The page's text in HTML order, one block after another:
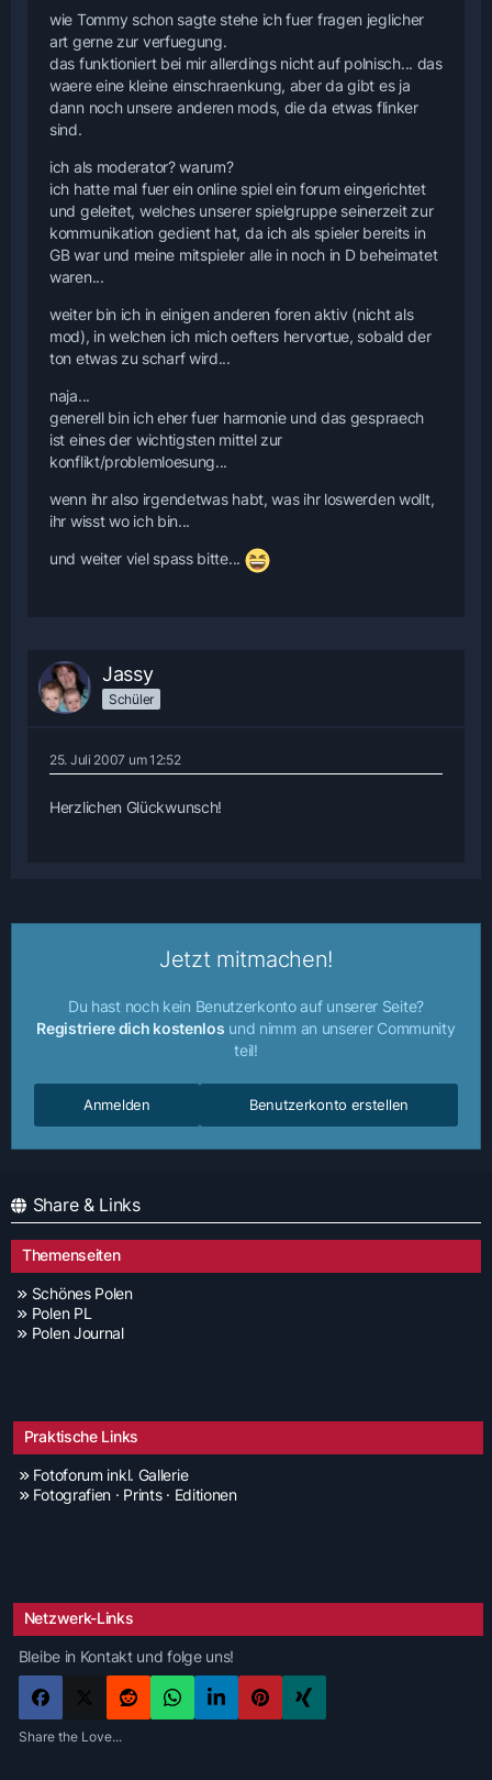
wie Tommy schon sagte stehe ich fuer fragen jeglicher
art gerne zur verfuegung.
das funktioniert bei mir allerdings nicht auf polnisch... das
waere eine kleine einschraenkung, aber da gibt es ja
dann noch unsere anderen mods, die da etwas flinker
sind.
ich als moderator? warum?
ich hatte mal fuer ein online spiel ein forum eingerichtet
und geleitet, welches unserer spielgruppe seinerzeit zur
kommunikation gedient hat, da ich als spieler bereits in
GB war und meine mitspieler alle in noch in D beheimatet
waren...
weiter bin ich in einigen anderen foren aktiv (nicht als
mod), in welchen ich mich oefters hervortue, sobald der
ton etwas zu scharf wird...
naja...
generell bin ich eher fuer harmonie und das gespraech
ist eines der wichtigsten mittel zur
konflikt/problemloesung...
wenn ihr also irgendetwas habt, was ihr loswerden wollt,
ihr wisst wo ich bin...
und weiter viel spass bitte...
Jassy
Schüler
25. Juli 2007 um 12:52
Herzlichen Glückwunsch!
Jetzt mitmachen!
Du hast noch kein Benutzerkonto auf unserer Seite?
Registriere dich kostenlos und nimm an unserer Community
teil!
Benutzerkonto erstellen
Anmelden
Share & Links
Themenseiten
Schönes Polen
Polen PL
Polen Journal
Praktische Links
Fotoforum inkl. Gallerie
Fotografien · Prints · Editionen
Netzwerk-Links
Bleibe in Kontakt und folge uns!
Share the Love...